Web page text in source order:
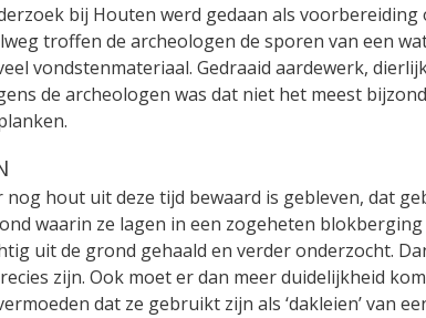
bij Houten werd gedaan als voorbereiding
troffen de archeologen de sporen van een
vondstenmateriaal. Gedraaid aardewerk,
de archeologen was dat niet het meest
nog hout uit deze tijd bewaard is gebleven, dat
waarin ze lagen in een zogeheten
uit de grond gehaald en verder onderzocht.
zijn. Ook moet er dan meer duidelijkheid
dat ze gebruikt zijn als ‘dakleien’ van